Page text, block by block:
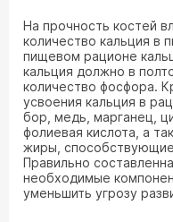
На прочность костей
количество кальция в
пищевом рационе
кальция должно в
количество фосфора.
усвоения кальция в
бор, медь, марганец,
фолиевая кислота, а
жиры,
Правильно
необходимые
уменьшить угрозу